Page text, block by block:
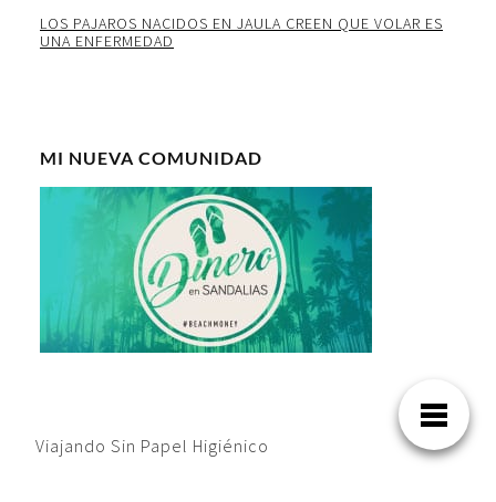
LOS PAJAROS NACIDOS EN JAULA CREEN QUE VOLAR ES
UNA ENFERMEDAD
MI NUEVA COMUNIDAD
Viajando Sin Papel Higiénico